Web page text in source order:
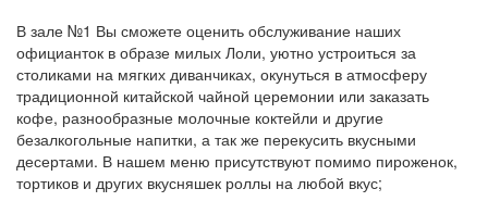
В зале №1 Вы сможете оценить обслуживание наших
официанток в образе милых Лоли, уютно устроиться за
столиками на мягких диванчиках, окунуться в атмосферу
традиционной китайской чайной церемонии или заказать
кофе, разнообразные молочные коктейли и другие
безалкогольные напитки, а так же перекусить вкусными
десертами. В нашем меню присутствуют помимо пироженок,
тортиков и других вкусняшек роллы на любой вкус;